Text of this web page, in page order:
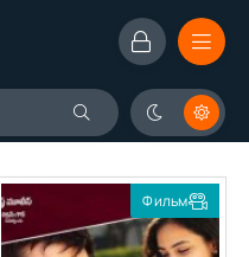
Фильм